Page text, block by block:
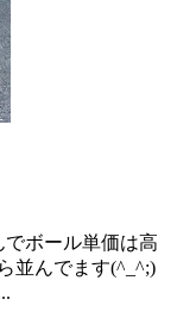
ボール単価は高
並んでます(^_^;)